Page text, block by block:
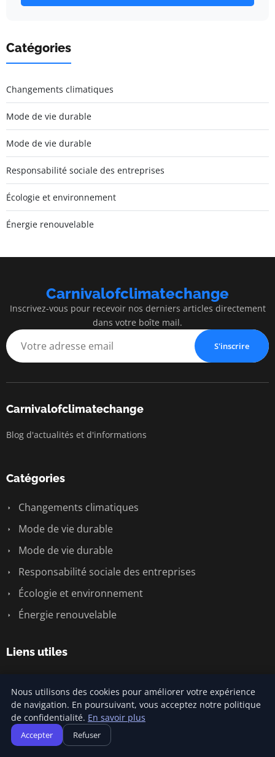
Catégories
Changements climatiques
Mode de vie durable
Mode de vie durable
Responsabilité sociale des entreprises
Écologie et environnement
Énergie renouvelable
Carnivalofclimatechange
Inscrivez-vous pour recevoir nos derniers articles directement
dans votre boîte mail.
S'inscrire
Carnivalofclimatechange
Blog d'actualités et d'informations
Catégories
Changements climatiques
Mode de vie durable
Mode de vie durable
Responsabilité sociale des entreprises
Écologie et environnement
Énergie renouvelable
Liens utiles
Informations
Plan du site
Nous utilisons des cookies pour améliorer votre expérience
de navigation. En poursuivant, vous acceptez notre politique
de confidentialité. En savoir plus
Accepter Refuser